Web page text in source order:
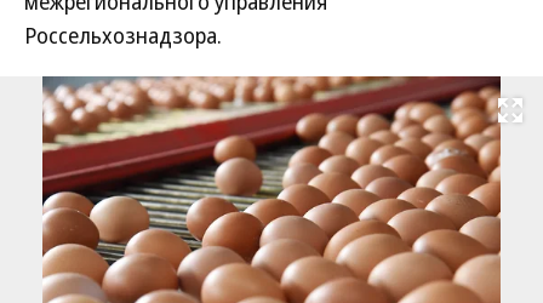
Россельхознадзора.
Развернуть